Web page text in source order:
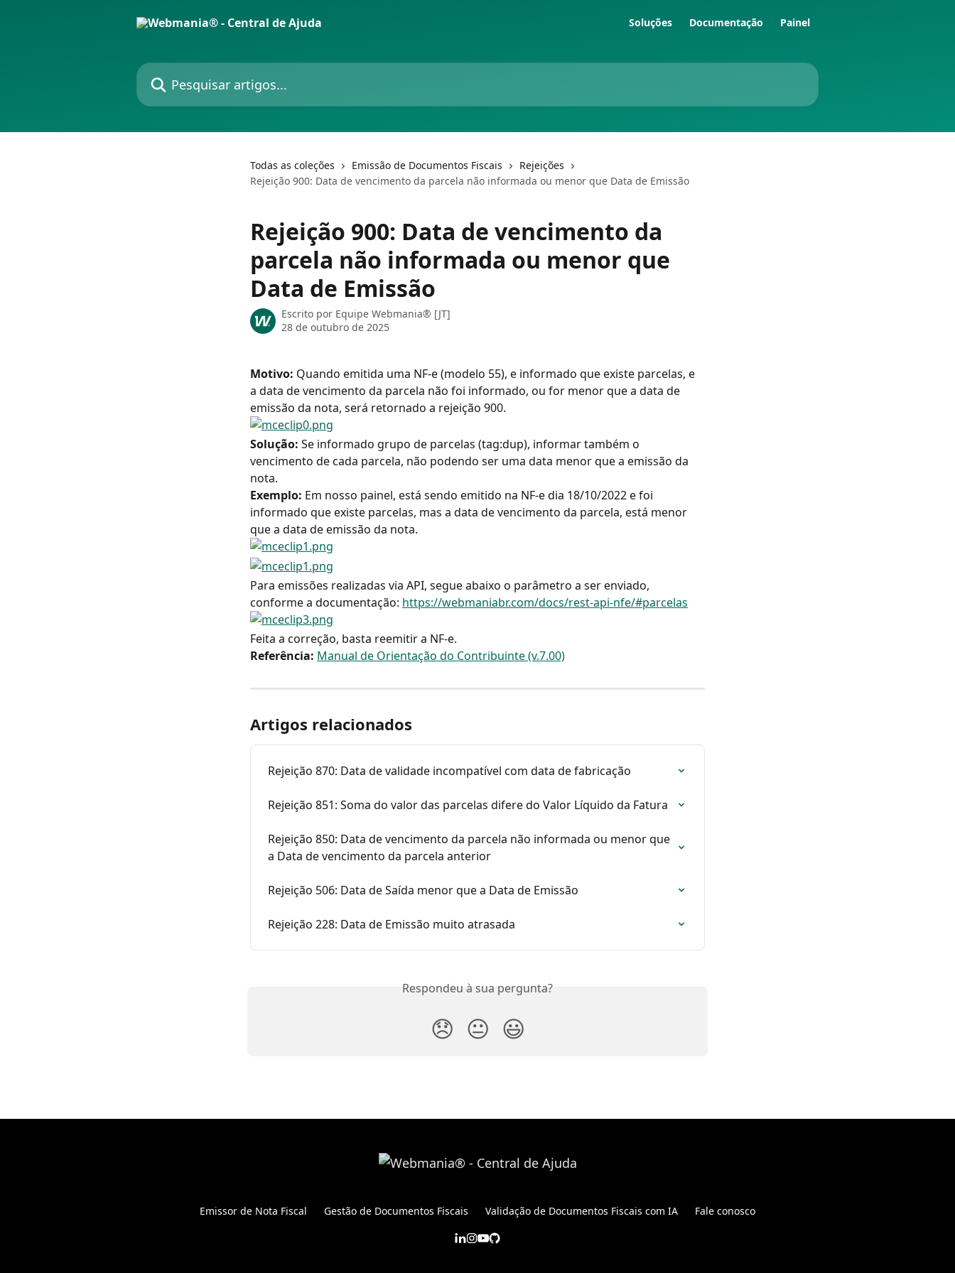
Soluções Documentação Painel
Pesquisar artigos...
Todas as coleções Emissão de Documentos Fiscais
Rejeições
Rejeição 900: Data de vencimento da parcela não informada ou menor que Data de Emissão
Rejeição 900: Data de vencimento da
parcela não informada ou menor que
Data de Emissão
Escrito por Equipe Webmania® [JT]
28 de outubro de 2025
Motivo: Quando emitida uma NF-e (modelo 55), e informado que existe parcelas, e
a data de vencimento da parcela não foi informado, ou for menor que a data de
emissão da nota, será retornado a rejeição 900.
Solução: Se informado grupo de parcelas (tag:dup), informar também o
vencimento de cada parcela, não podendo ser uma data menor que a emissão da
nota.
Exemplo: Em nosso painel, está sendo emitido na NF-e dia 18/10/2022 e foi
informado que existe parcelas, mas a data de vencimento da parcela, está menor
que a data de emissão da nota.
Para emissões realizadas via API, segue abaixo o parâmetro a ser enviado,
conforme a documentação: https://webmaniabr.com/docs/rest-api-nfe/#parcelas
Feita a correção, basta reemitir a NF-e.
Referência: Manual de Orientação do Contribuinte (v.7.00)
Artigos relacionados
Rejeição 870: Data de validade incompatível com data de fabricação
Rejeição 851: Soma do valor das parcelas difere do Valor Líquido da Fatura
Rejeição 850: Data de vencimento da parcela não informada ou menor que
a Data de vencimento da parcela anterior
Rejeição 506: Data de Saída menor que a Data de Emissão
Rejeição 228: Data de Emissão muito atrasada
Respondeu à sua pergunta?
😞 😐 😃
Emissor de Nota Fiscal Gestão de Documentos Fiscais Validação de Documentos Fiscais com IA Fale conosco